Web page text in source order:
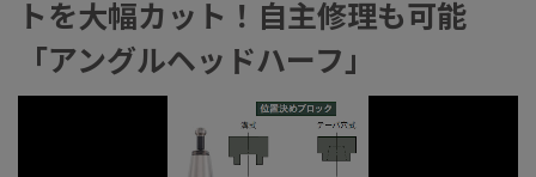
トを大幅カット！自主修理も可能
「アングルヘッドハーフ」